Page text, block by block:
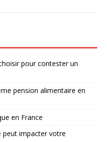
pour contester un
pension alimentaire en
en France
peut impacter votre